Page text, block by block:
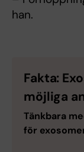
han.
Fakta:
möjliga
Tänkbara
för